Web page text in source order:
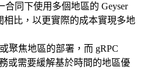
合同下使用多個地區的 Geyser
相比，以更實際的成本實現多地
聚焦地區的部署，而 gRPC
或需要緩解基於時間的地區優